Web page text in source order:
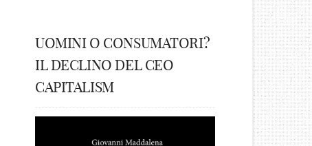
UOMINI O CONSUMATORI?
IL DECLINO DEL CEO
CAPITALISM